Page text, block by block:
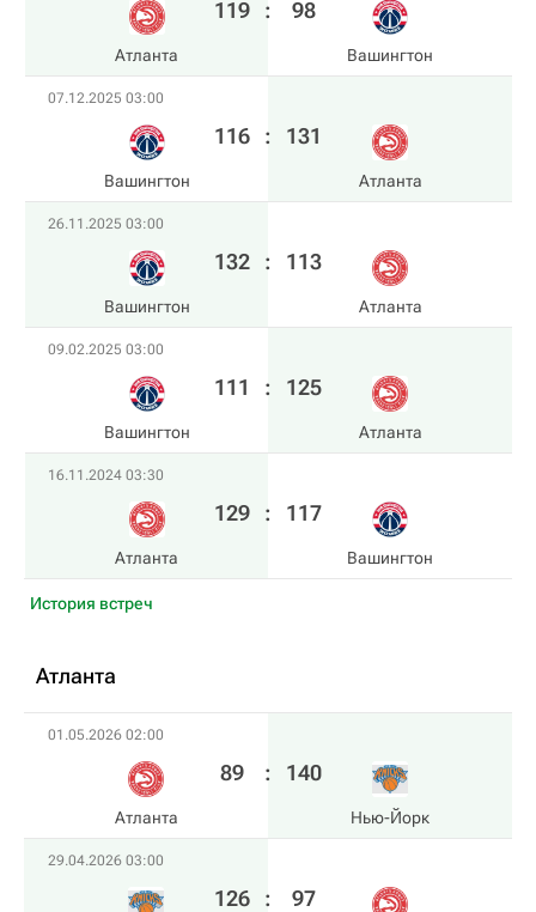
Атланта
119 : 98
Вашингтон
07.12.2025 03:00
Вашингтон
116 : 131
Атланта
26.11.2025 03:00
Вашингтон
132 : 113
Атланта
09.02.2025 03:00
Вашингтон
111 : 125
Атланта
16.11.2024 03:30
Атланта
129 : 117
Вашингтон
История встреч
Атланта
01.05.2026 02:00
Атланта
89 : 140
Нью-Йорк
29.04.2026 03:00
126 : 97